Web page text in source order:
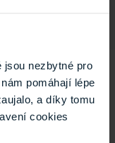
jsou nezbytné pro
pomáhají lépe
a díky tomu
cookies